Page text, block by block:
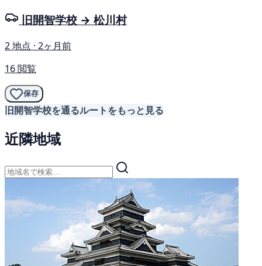
旧開智学校 → 松川村
2 地点 · 2ヶ月前
16 閲覧
保存
旧開智学校を通るルートをもっと見る
近隣地域